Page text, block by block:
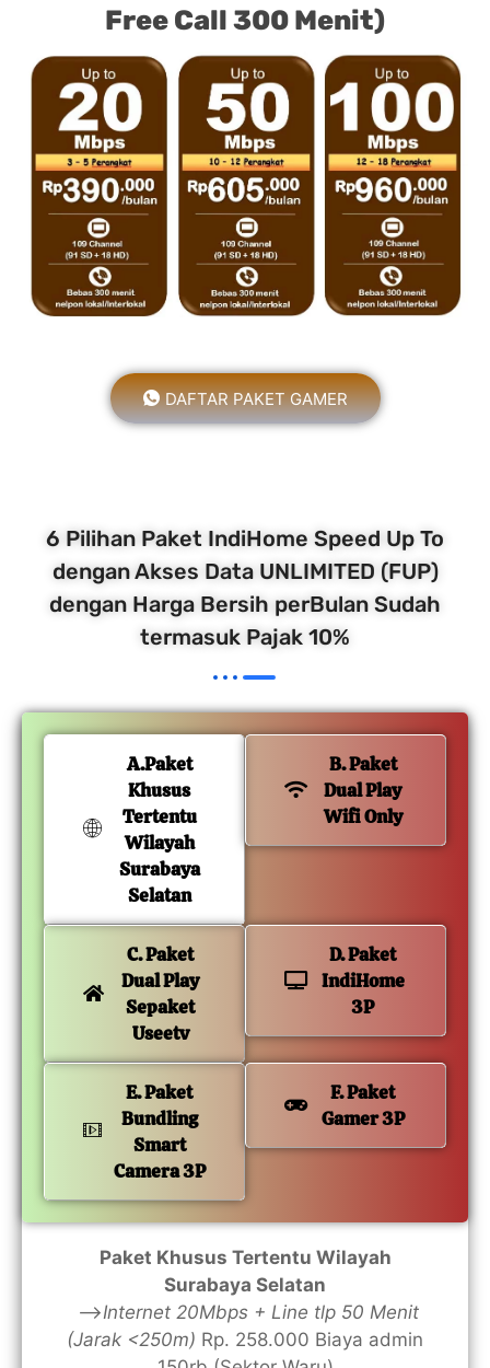
Free Call 300 Menit)
DAFTAR PAKET GAMER
6 Pilihan Paket IndiHome Speed Up To
dengan Akses Data UNLIMITED (FUP)
dengan Harga Bersih perBulan Sudah
termasuk Pajak 10%
A.Paket
Khusus
Tertentu
Wilayah
Surabaya
Selatan
B. Paket
Dual Play
Wifi Only
C. Paket
Dual Play
Sepaket
Useetv
D. Paket
IndiHome
3P
E. Paket
Bundling
Smart
Camera 3P
F. Paket
Gamer 3P
Paket Khusus Tertentu Wilayah
Surabaya Selatan
—>Internet 20Mbps + Line tlp 50 Menit
(Jarak <250m) Rp. 258.000 Biaya admin